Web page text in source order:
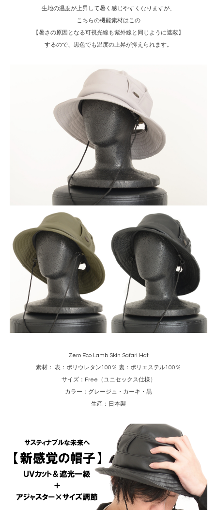
生地の温度が上昇して暑く感じやすくなりますが、
こちらの機能素材はこの
【暑さの原因となる可視光線も紫外線と同じように遮蔽】
するので、黒色でも温度の上昇が抑えられます。
Zero Eco Lamb Skin Safari Hat
素材： 表：ポリウレタン100％ 裏：ポリエステル100％
サイズ：Free（ユニセックス仕様）
カラー：グレージュ・カーキ・黒
生産：日本製